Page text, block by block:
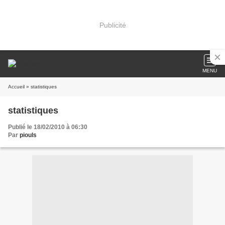
Publicité
MENU
Accueil » statistiques
statistiques
Publié le 18/02/2010 à 06:30
Par piouls